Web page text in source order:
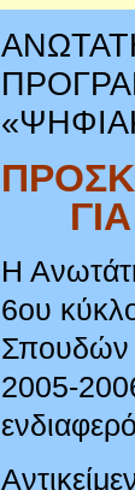
Η
6ου
Σπουδών
2005-